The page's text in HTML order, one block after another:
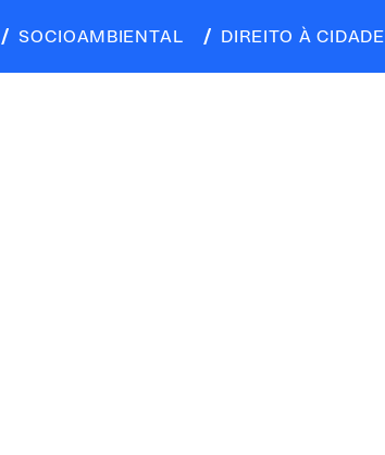
SOCIOAMBIENTAL DIREITO À CIDADE